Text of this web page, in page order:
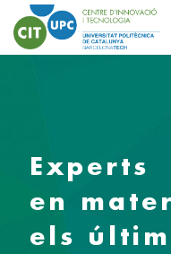
Experts
en
els